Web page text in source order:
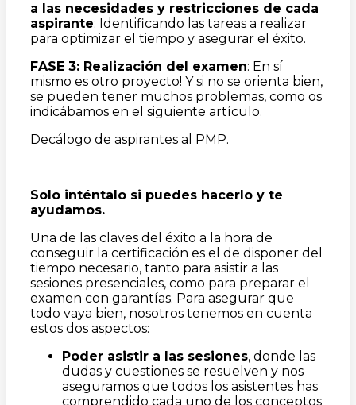
a las necesidades y restricciones de cada
aspirante: Identificando las tareas a realizar
para optimizar el tiempo y asegurar el éxito.
FASE 3: Realización del examen: En sí
mismo es otro proyecto! Y si no se orienta bien,
se pueden tener muchos problemas, como os
indicábamos en el siguiente artículo.
Decálogo de aspirantes al PMP.
Solo inténtalo si puedes hacerlo y te
ayudamos.
Una de las claves del éxito a la hora de
conseguir la certificación es el de disponer del
tiempo necesario, tanto para asistir a las
sesiones presenciales, como para preparar el
examen con garantías. Para asegurar que
todo vaya bien, nosotros tenemos en cuenta
estos dos aspectos:
Poder asistir a las sesiones, donde las
dudas y cuestiones se resuelven y nos
aseguramos que todos los asistentes has
comprendido cada uno de los conceptos